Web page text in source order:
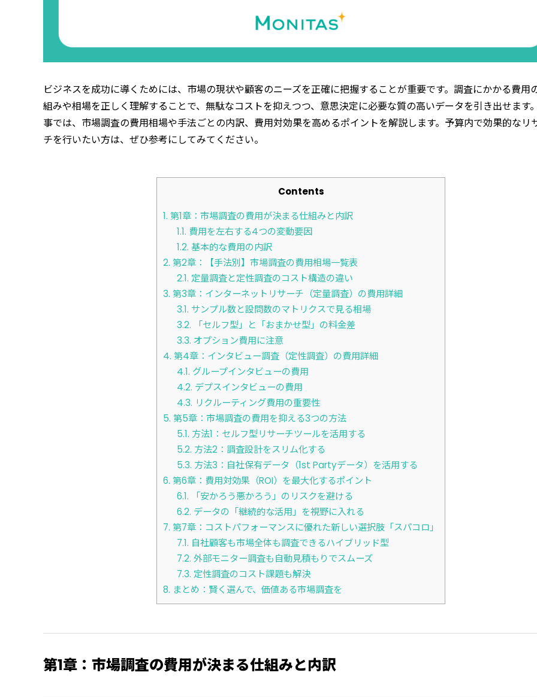
ビジネスを成功に導くためには、市場の現状や顧客のニーズを正確に把握することが重要です。調査にかかる費用
組みや相場を正しく理解することで、無駄なコストを抑えつつ、意思決定に必要な質の高いデータを引き出せます
事では、市場調査の費用相場や手法ごとの内訳、費用対効果を高めるポイントを解説します。予算内で効果的なリ
チを行いたい方は、ぜひ参考にしてみてください。
Contents
1. 第1章：市場調査の費用が決まる仕組みと内訳
1.1. 費用を左右する4つの変動要因
1.2. 基本的な費用の内訳
2. 第2章：【手法別】市場調査の費用相場一覧表
2.1. 定量調査と定性調査のコスト構造の違い
3. 第3章：インターネットリサーチ（定量調査）の費用詳細
3.1. サンプル数と設問数のマトリクスで見る相場
3.2. 「セルフ型」と「おまかせ型」の料金差
3.3. オプション費用に注意
4. 第4章：インタビュー調査（定性調査）の費用詳細
4.1. グループインタビューの費用
4.2. デプスインタビューの費用
4.3. リクルーティング費用の重要性
5. 第5章：市場調査の費用を抑える3つの方法
5.1. 方法1：セルフ型リサーチツールを活用する
5.2. 方法2：調査設計をスリム化する
5.3. 方法3：自社保有データ（1st Partyデータ）を活用する
6. 第6章：費用対効果（ROI）を最大化するポイント
6.1. 「安かろう悪かろう」のリスクを避ける
6.2. データの「継続的な活用」を視野に入れる
7. 第7章：コストパフォーマンスに優れた新しい選択肢「スパコロ」
7.1. 自社顧客も市場全体も調査できるハイブリッド型
7.2. 外部モニター調査も自動見積もりでスムーズ
7.3. 定性調査のコスト課題も解決
8. まとめ：賢く選んで、価値ある市場調査を
第1章：市場調査の費用が決まる仕組みと内訳